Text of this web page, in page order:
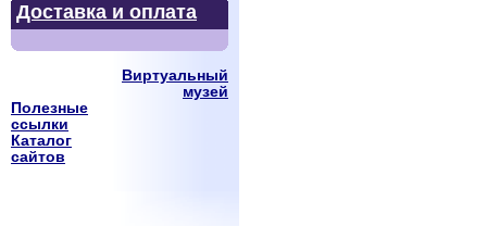
Доставка и оплата
Виртуальный
музей
Полезные
ссылки
Каталог
сайтов